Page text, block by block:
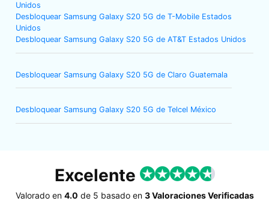
Unidos
Desbloquear Samsung Galaxy S20 5G de T-Mobile Estados
Unidos
Desbloquear Samsung Galaxy S20 5G de AT&T Estados Unidos
Desbloquear Samsung Galaxy S20 5G de Claro Guatemala
Desbloquear Samsung Galaxy S20 5G de Telcel México
Excelente
Valorado en 4.0 de 5 basado en 3 Valoraciones Verificadas